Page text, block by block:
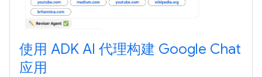
使用 ADK AI 代理构建 Google Chat
应用